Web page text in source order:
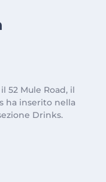
52 Mule Road, il
ha inserito nella
Drinks.